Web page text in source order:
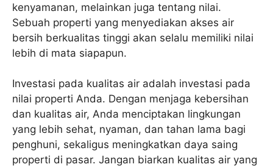
kenyamanan, melainkan juga tentang nilai.
Sebuah properti yang menyediakan akses air
bersih berkualitas tinggi akan selalu memiliki nilai
lebih di mata siapapun.
Investasi pada kualitas air adalah investasi pada
nilai properti Anda. Dengan menjaga kebersihan
dan kualitas air, Anda menciptakan lingkungan
yang lebih sehat, nyaman, dan tahan lama bagi
penghuni, sekaligus meningkatkan daya saing
properti di pasar. Jangan biarkan kualitas air yang